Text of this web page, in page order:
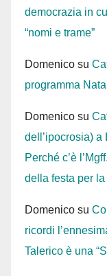
democrazia in
“nomi e trame”
Domenico su
programma
Domenico su
dell’ipocrosia)
Perché c’è
della festa per
Domenico su
ricordi
Talerico è una